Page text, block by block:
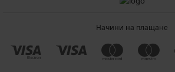
Начини на плащане